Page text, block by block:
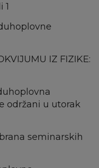
1
IZ FIZIKE:
održani u utorak
seminarskih